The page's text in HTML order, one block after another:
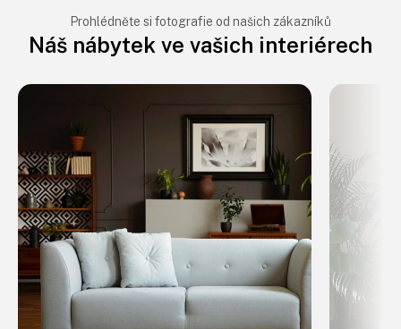
Prohlédněte si fotografie od našich zákazníků
Náš nábytek ve vašich interiérech